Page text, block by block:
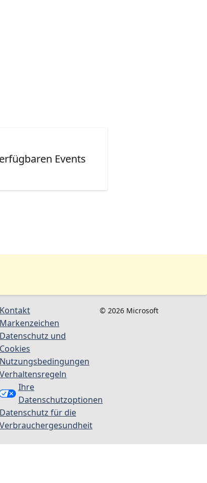
Events
Kontakt
Markenzeichen
Datenschutz und
Cookies
Nutzungsbedingungen
Verhaltensregeln
Ihre
Datenschutzoptionen
Datenschutz für die
Verbrauchergesundheit
© 2026 Microsoft